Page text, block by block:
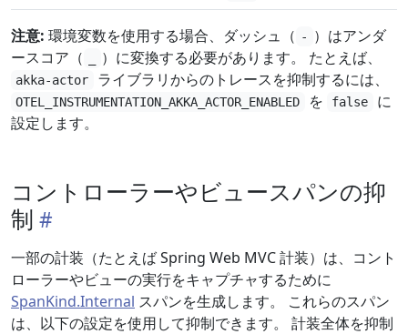
注意: 環境変数を使用する場合、ダッシュ（ -
）はアンダ
ースコア（
）に変換する必要があります。 たとえば、
akka-actor ライブラリからのトレースを抑制するには、
OTEL_INSTRUMENTATION_AKKA_ACTOR_ENABLED を false
に
設定します。
コントローラーやビュースパンの抑
制
一部の計装（たとえば Spring Web MVC 計装）は、コント
ローラーやビューの実行をキャプチャするために
SpanKind.Internal スパンを生成します。 これらのスパン
は、以下の設定を使用して抑制できます。 計装全体を抑制